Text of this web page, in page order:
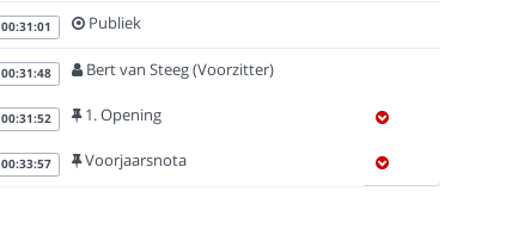
00:31:01 Publiek
00:31:48 Bert van Steeg (Voorzitter)
00:31:52 1. Opening
00:33:57 Voorjaarsnota